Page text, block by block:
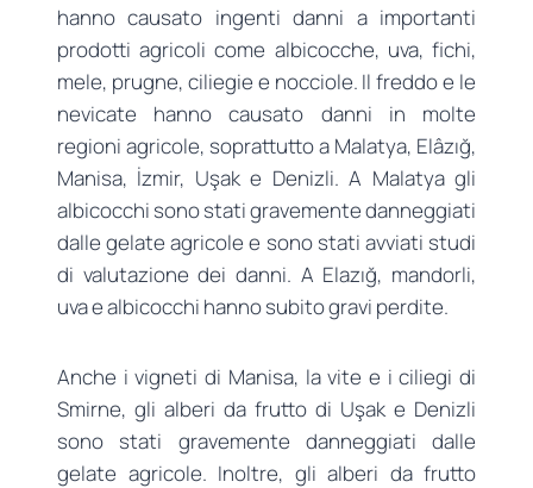
hanno causato ingenti danni a importanti
prodotti agricoli come albicocche, uva, fichi,
mele, prugne, ciliegie e nocciole. Il freddo e le
nevicate hanno causato danni in molte
regioni agricole, soprattutto a Malatya, Elâzığ,
Manisa, İzmir, Uşak e Denizli. A Malatya gli
albicocchi sono stati gravemente danneggiati
dalle gelate agricole e sono stati avviati studi
di valutazione dei danni. A Elazığ, mandorli,
uva e albicocchi hanno subito gravi perdite.
Anche i vigneti di Manisa, la vite e i ciliegi di
Smirne, gli alberi da frutto di Uşak e Denizli
sono stati gravemente danneggiati dalle
gelate agricole. Inoltre, gli alberi da frutto